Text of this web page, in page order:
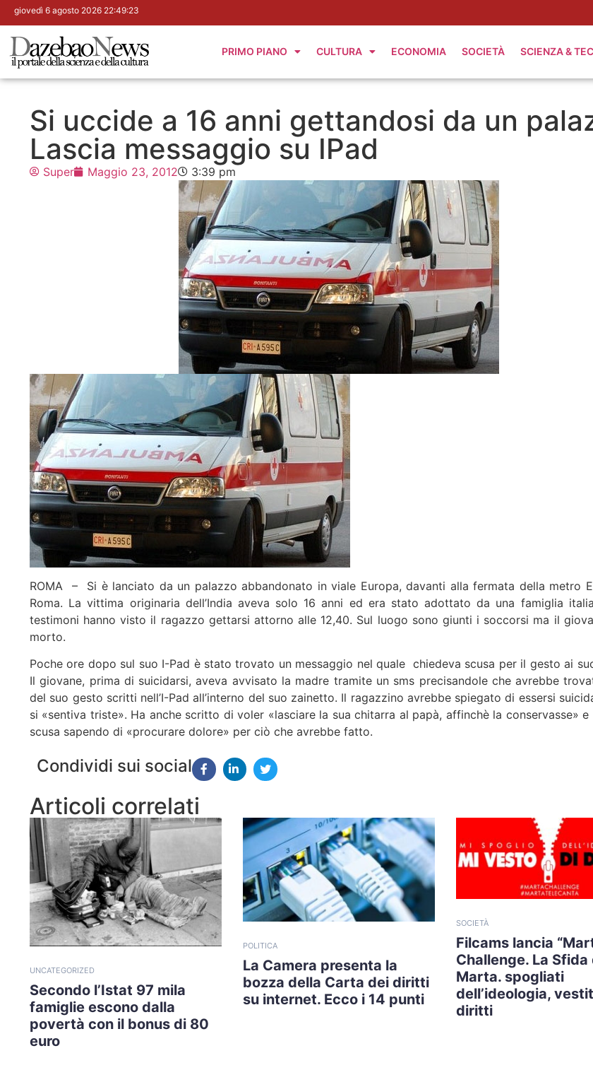
giovedì 6 agosto 2026 22:49:24
PRIMO PIANO CULTURA ECONOMIA SOCIETÀ SCIENZA &
Si uccide a 16 anni gettandosi da un
Lascia messaggio su IPad
Super Maggio 23, 2012 3:39 pm
ROMA – Si è lanciato da un palazzo abbandonato in viale Europa, davanti alla fermata della metro
Roma. La vittima originaria dell’India aveva solo 16 anni ed era stato adottato da una famiglia
testimoni hanno visto il ragazzo gettarsi attorno alle 12,40. Sul luogo sono giunti i soccorsi ma il
morto.
Poche ore dopo sul suo I-Pad è stato trovato un messaggio nel quale chiedeva scusa per il gesto ai
Il giovane, prima di suicidarsi, aveva avvisato la madre tramite un sms precisandole che avrebbe
del suo gesto scritti nell’I-Pad all’interno del suo zainetto. Il ragazzino avrebbe spiegato di essersi
si «sentiva triste». Ha anche scritto di voler «lasciare la sua chitarra al papà, affinchè la conservasse» e
scusa sapendo di «procurare dolore» per ciò che avrebbe fatto.
Condividi sui social
Articoli correlati
UNCATEGORIZED
Secondo l’Istat 97 mila
famiglie escono dalla
povertà con il bonus di 80
euro
POLITICA
La Camera presenta la
bozza della Carta dei diritti
su internet. Ecco i 14 punti
SOCIETÀ
Filcams lancia
Challenge. La Sfida
Marta. spogliati
dell’ideologia,
diritti